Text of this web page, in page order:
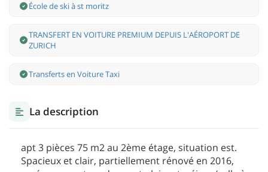
École de ski à st moritz
TRANSFERT EN VOITURE PREMIUM DEPUIS L'AÉROPORT DE
ZURICH
Transferts en Voiture Taxi
La description
apt 3 pièces 75 m2 au 2ème étage, situation est.
Spacieux et clair, partiellement rénové en 2016,